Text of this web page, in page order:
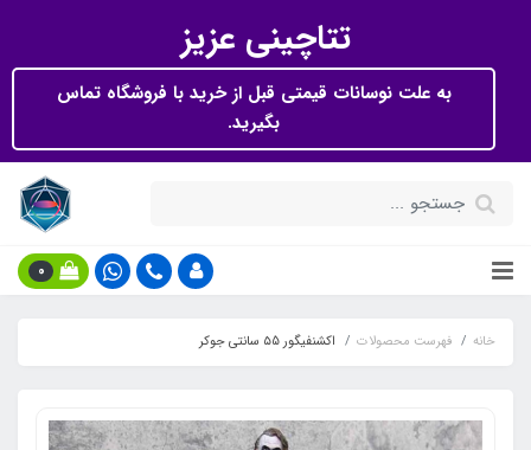
تتاچینی عزیز
به علت نوسانات قیمتی قبل از خرید با فروشگاه تماس
بگیرید.
0
خانه فهرست محصولات اکشنفیگور ۵5 سانتی جوکر